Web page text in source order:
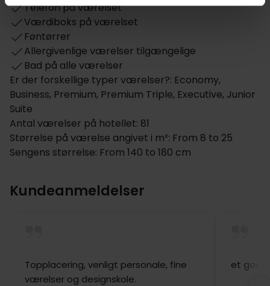
Telefon på værelset
Værdiboks på værelset
Føntørrer
Allergivenlige værelser tilgængelige
Bad på alle værelser
Er der forskellige typer værelser?: Economy,
Business, Premium, Premium Triple, Executive, Junior
Suite
Antal værelser på hotellet: 81
Størrelse på værelse angivet i m²: From 8 to 25
Sengens størrelse: From 140 to 180 cm
Kundeanmeldelser
Topplacering, venligt personale, fine
værelser og designskole.
et godt